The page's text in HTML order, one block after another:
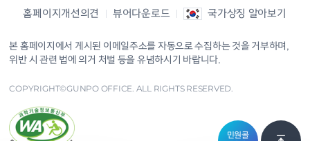
홈페이지개선의견
뷰어다운로드 국가상징 알아보기
본 홈페이지에서 게시된 이메일주소를 자동으로 수집하는 것을 거부하며,
위반 시 관련 법에 의거 처벌 등을 유념하시기 바랍니다.
COPYRIGHT©GUNPO OFFICE. ALL RIGHTS RESERVED.
민원콜